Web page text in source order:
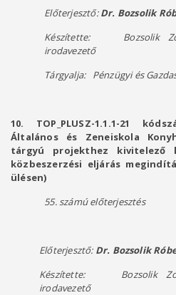
Előterjesztő:Dr. Bozsolik
Készítette:
Bozsolik
irodavezető
Tárgyalja: Pénzügyi és
10. TOP_PLUSZ-1.1.1-21
Általános és Zeneiskola
tárgyú projekthez kivitelező
közbeszerzési eljárás
ülésen)
55. számú előterjesztés
Előterjesztő:Dr. Bozsolik
Készítette:
Bozsolik
irodavezető